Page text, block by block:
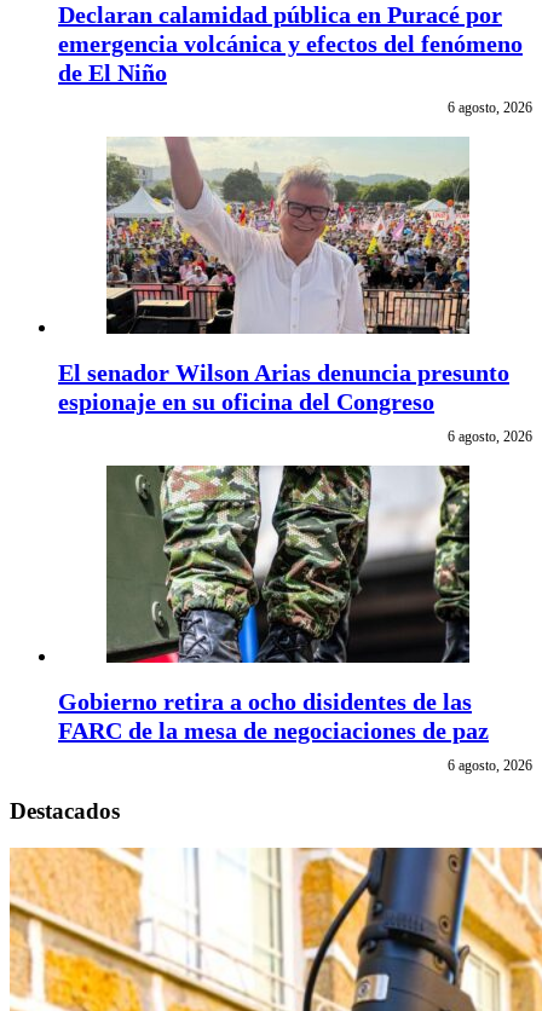
Declaran calamidad pública en Puracé por
emergencia volcánica y efectos del fenómeno
de El Niño
6 agosto, 2026
El senador Wilson Arias denuncia presunto
espionaje en su oficina del Congreso
6 agosto, 2026
Gobierno retira a ocho disidentes de las
FARC de la mesa de negociaciones de paz
6 agosto, 2026
Destacados